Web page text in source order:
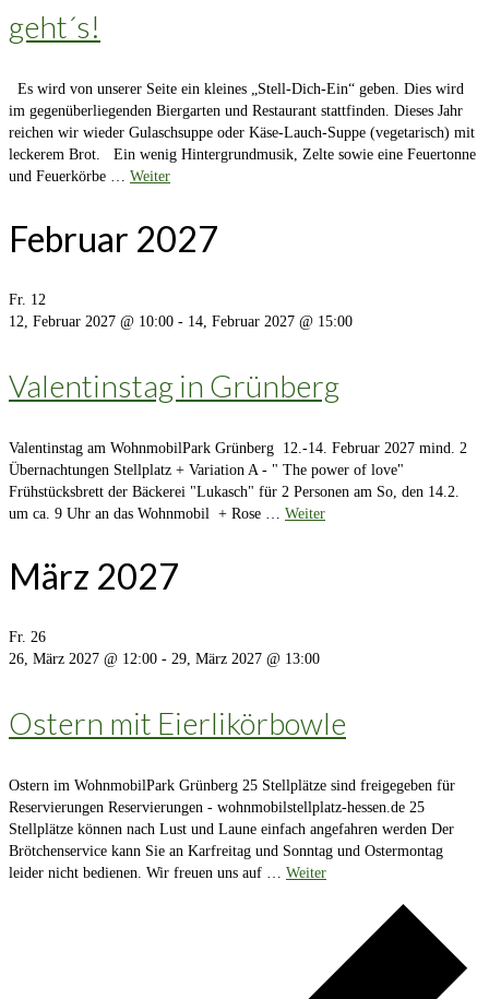
geht´s!
Es wird von unserer Seite ein kleines „Stell-Dich-Ein“ geben. Dies wird
im gegenüberliegenden Biergarten und Restaurant stattfinden. Dieses Jahr
reichen wir wieder Gulaschsuppe oder Käse-Lauch-Suppe (vegetarisch) mit
leckerem Brot. Ein wenig Hintergrundmusik, Zelte sowie eine Feuertonne
und Feuerkörbe … Weiter
Februar 2027
Fr. 12
12, Februar 2027 @ 10:00 - 14, Februar 2027 @ 15:00
Valentinstag in Grünberg
Valentinstag am WohnmobilPark Grünberg 12.-14. Februar 2027 mind. 2
Übernachtungen Stellplatz + Variation A - " The power of love"
Frühstücksbrett der Bäckerei "Lukasch" für 2 Personen am So, den 14.2.
um ca. 9 Uhr an das Wohnmobil + Rose … Weiter
März 2027
Fr. 26
26, März 2027 @ 12:00 - 29, März 2027 @ 13:00
Ostern mit Eierlikörbowle
Ostern im WohnmobilPark Grünberg 25 Stellplätze sind freigegeben für
Reservierungen Reservierungen - wohnmobilstellplatz-hessen.de 25
Stellplätze können nach Lust und Laune einfach angefahren werden Der
Brötchenservice kann Sie an Karfreitag und Sonntag und Ostermontag
leider nicht bedienen. Wir freuen uns auf … Weiter